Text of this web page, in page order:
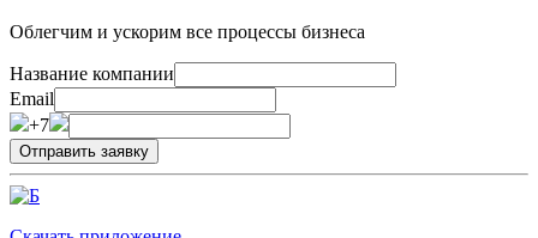
Облегчим и ускорим все процессы бизнеса
Название компании
Email
+7